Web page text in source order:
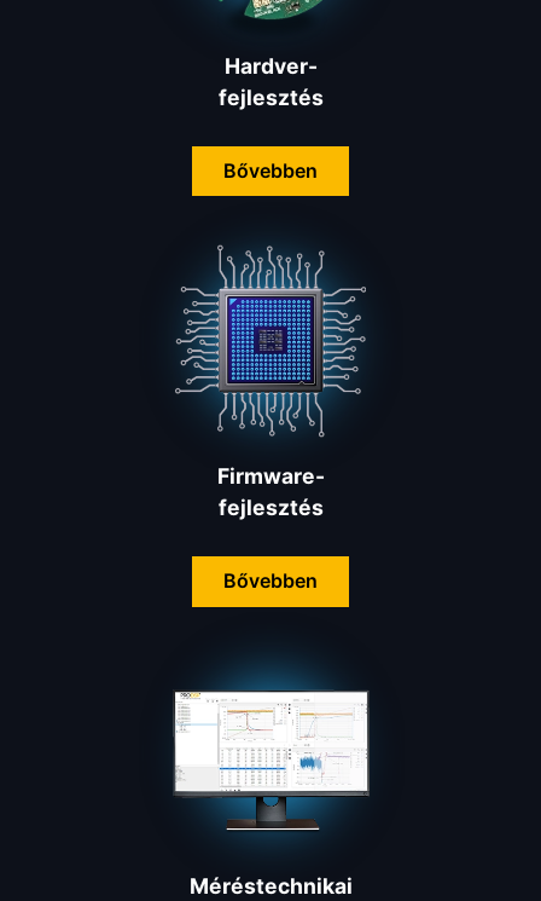
Hardver-
fejlesztés
Bővebben
Firmware-
fejlesztés
Bővebben
Méréstechnikai